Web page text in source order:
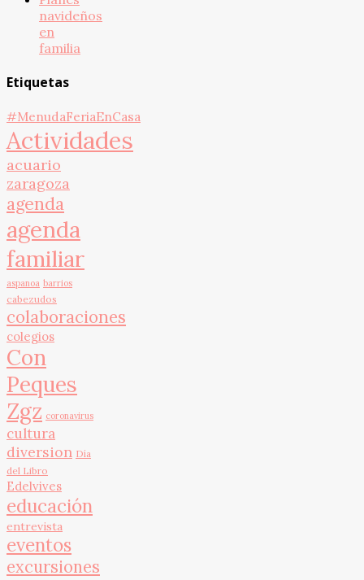
navideños
en
familia
Etiquetas
#MenudaFeriaEnCasa
Actividades
acuario
zaragoza
agenda
agenda
familiar
aspanoa barrios
cabezudos
colaboraciones
colegios
Con
Peques
Zgz coronavirus
cultura
diversion Día
del Libro
Edelvives
educación
entrevista
eventos
excursiones